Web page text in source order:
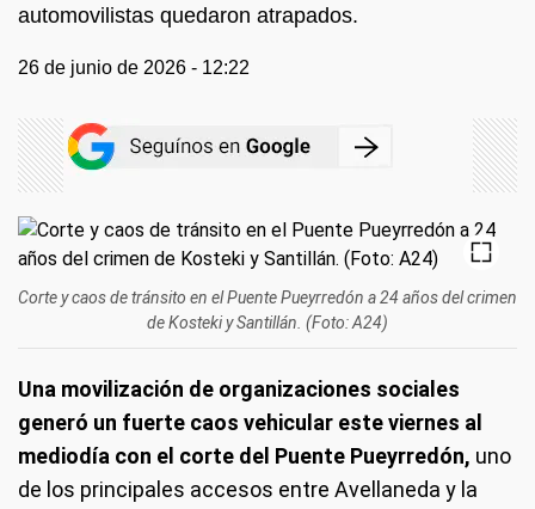
automovilistas quedaron atrapados.
26 de junio de 2026 - 12:22
Corte y caos de tránsito en el Puente Pueyrredón a 24 años del crimen
de Kosteki y Santillán. (Foto: A24)
Una movilización de organizaciones sociales
generó un fuerte caos vehicular este viernes al
mediodía con el corte del Puente Pueyrredón, uno
de los principales accesos entre Avellaneda y la